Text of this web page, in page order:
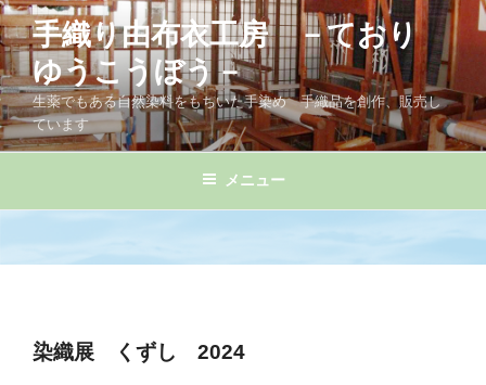
コ
ン
テ
ン
ツ
へ
手織り由布衣工房 －ており
ゆうこうぼう－
生薬でもある自然染料をもちいた手染め 手織品を創作、販売し
ています
メニュー
染織展 くずし 2024